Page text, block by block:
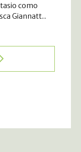
como
Giannatt...